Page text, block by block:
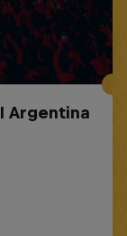
Argentina